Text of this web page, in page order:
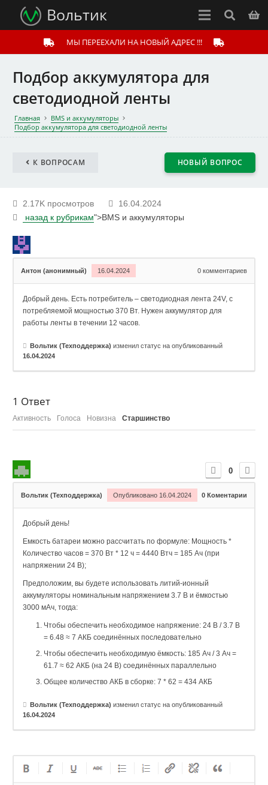
Вольтик
МЫ ПЕРЕЕХАЛИ НА НОВЫЙ АДРЕС !!!
Подбор аккумулятора для
светодиодной ленты
Главная
BMS и аккумуляторы
Подбор аккумулятора для светодиодной ленты
К ВОПРОСАМ НОВЫЙ ВОПРОС
2.17K просмотров
16.04.2024
назад к рубрикам">BMS и аккумуляторы
Антон (анонимный) 16.04.2024 0 комментариев
Добрый день. Есть потребитель – светодиодная лента 24V, с
потребляемой мощностью 370 Вт. Нужен аккумулятор для
работы ленты в течении 12 часов.
Вольтик (Техподдержка) изменил статус на опубликованный
16.04.2024
1 Ответ
Активность Голоса Новизна Старшинство
0
Вольтик (Техподдержка) Опубликовано 16.04.2024 0 Коментарии
Добрый день!
Емкость батареи можно рассчитать по формуле: Мощность *
Количество часов = 370 Вт * 12 ч = 4440 Втч = 185 Ач (при
напряжении 24 В);
Предположим, вы будете использовать литий-ионный
аккумуляторы номинальным напряжением 3.7 В и ёмкостью
3000 мАч, тогда:
Чтобы обеспечить необходимое напряжение: 24 В / 3.7 В
= 6.48 ≈ 7 АКБ соединённых последовательно
Чтобы обеспечить необходимую ёмкость: 185 Ач / 3 Ач =
61.7 ≈ 62 АКБ (на 24 В) соединённых параллельно
Общее количество АКБ в сборке: 7 * 62 = 434 АКБ
Вольтик (Техподдержка) изменил статус на опубликованный
16.04.2024